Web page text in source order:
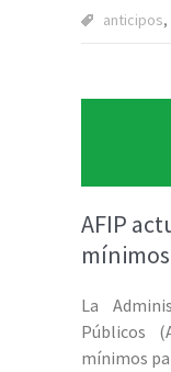
anticipos,
AFIP
La
Públicos
mínimos